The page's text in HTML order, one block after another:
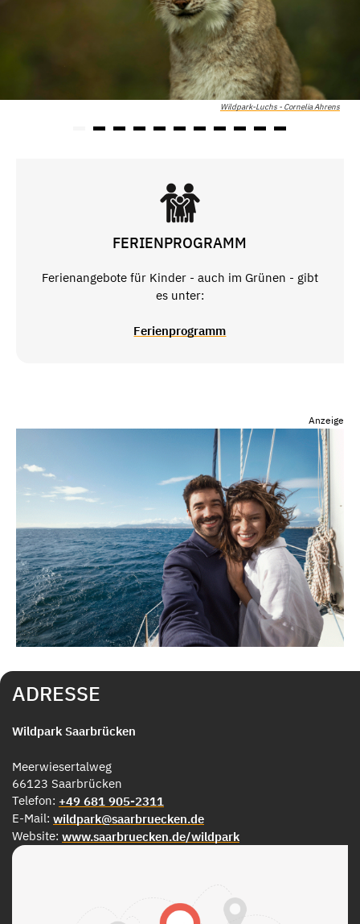
Wildpark-Luchs - Cornelia Ahrens
FERIENPROGRAMM
Ferienangebote für Kinder - auch im Grünen - gibt
es unter:
Ferienprogramm
Anzeige
ADRESSE
Wildpark Saarbrücken
Meerwiesertalweg
66123 Saarbrücken
Telefon: +49 681 905-2311
E-Mail: wildpark@saarbruecken.de
Website: www.saarbruecken.de/wildpark